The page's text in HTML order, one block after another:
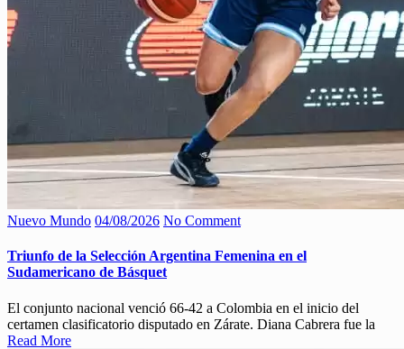
Nuevo Mundo 04/08/2026 No Comment
Triunfo de la Selección Argentina Femenina en el
Sudamericano de Básquet
El conjunto nacional venció 66-42 a Colombia en el inicio del
certamen clasificatorio disputado en Zárate. Diana Cabrera fue la
Read More